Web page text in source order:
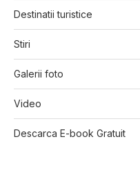
Destinatii turistice
Stiri
Galerii foto
Video
Descarca E-book Gratuit